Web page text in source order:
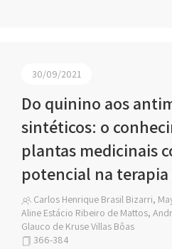
30/09/2021
Do quinino aos
sintéticos: o
plantas medicinais
potencial na terapia
Carlos Henrique Brasil Bizarri,
Aline Estácio Ribeiro de Mattos,
Glauco de Kruse Villas Bôas
366-384